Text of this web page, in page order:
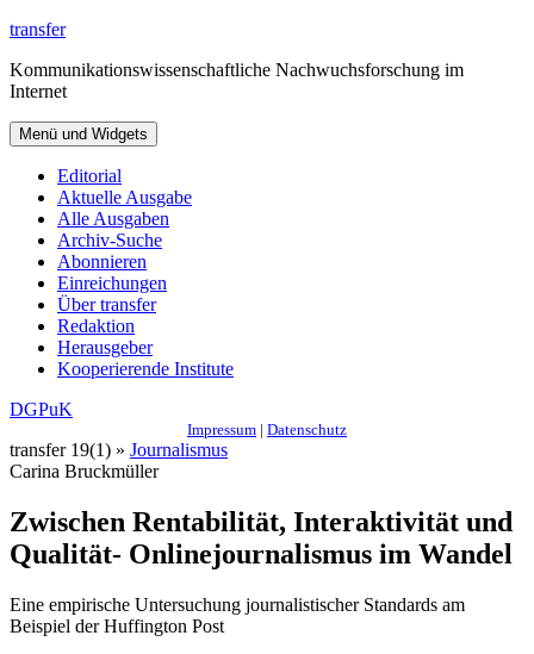
Zum
springen
transfer
Kommunikationswissenschaftliche Nachwuchsforschung im
Internet
Menü und Widgets
Editorial
Aktuelle Ausgabe
Alle Ausgaben
Archiv-Suche
Abonnieren
Einreichungen
Über transfer
Redaktion
Herausgeber
Kooperierende Institute
DGPuK
Impressum | Datenschutz
transfer 19(1) » Journalismus
Carina Bruckmüller
Zwischen Rentabilität, Interaktivität und
Qualität- Onlinejournalismus im Wandel
Eine empirische Untersuchung journalistischer Standards am
Beispiel der Huffington Post